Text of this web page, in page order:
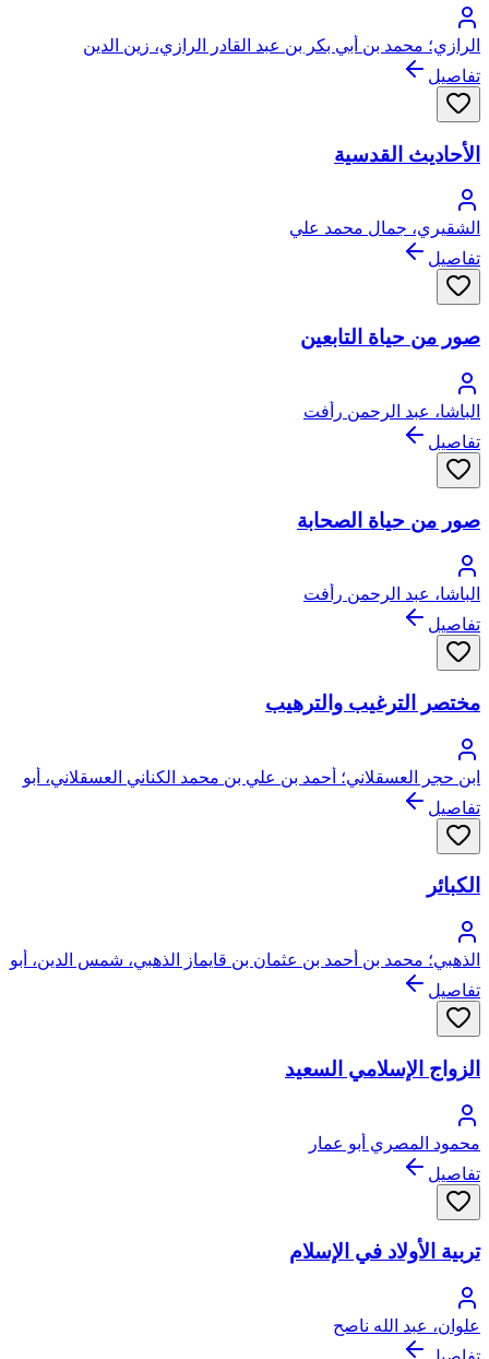
الرازي؛ محمد بن أبي بكر بن عبد القادر الرازي، زين الدين
تفاصيل
الأحاديث القدسية
الشقيري، جمال محمد علي
تفاصيل
صور من حياة التابعين
الباشا، عبد الرحمن رأفت
تفاصيل
صور من حياة الصحابة
الباشا، عبد الرحمن رأفت
تفاصيل
مختصر الترغيب والترهيب
ابن حجر العسقلاني؛ أحمد بن علي بن محمد الكناني العسقلاني، أبو
الفضل، شهاب الدين، ابن حجر
تفاصيل
الكبائر
الذهبي؛ محمد بن أحمد بن عثمان بن قايماز الذهبي، شمس الدين، أبو
عبد الله
تفاصيل
الزواج الإسلامي السعيد
محمود المصري أبو عمار
تفاصيل
تربية الأولاد في الإسلام
علوان، عبد الله ناصح